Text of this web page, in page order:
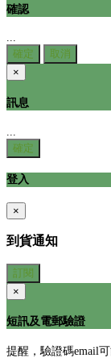
確認
...
確定
取消
×
訊息
確定
登入
×
到貨通知
訂閱
×
短訊及電郵驗證
提醒，驗證碼email